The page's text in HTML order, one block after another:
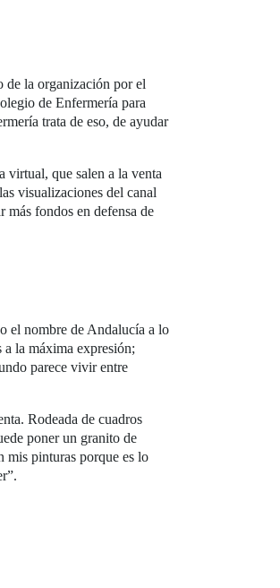
de la organización por el
de Enfermería para
trata de eso, de ayudar
virtual, que salen a la venta
visualizaciones del canal
más fondos en defensa de
el nombre de Andalucía a lo
a la máxima expresión;
parece vivir entre
Rodeada de cuadros
poner un granito de
mis pinturas porque es lo